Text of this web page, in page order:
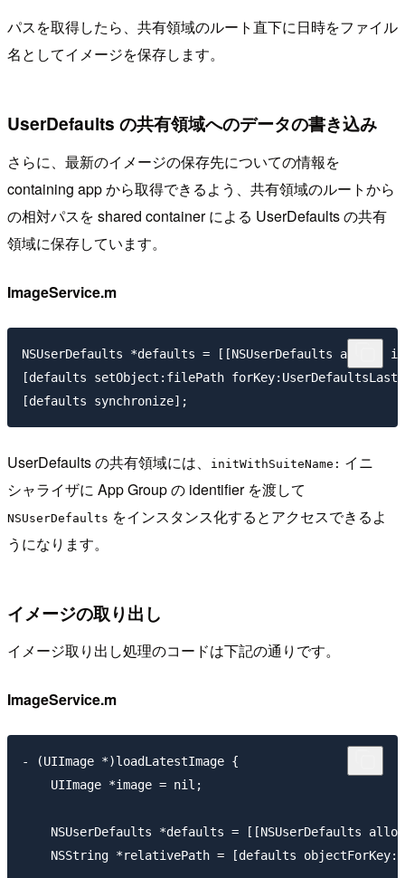
パスを取得したら、共有領域のルート直下に日時をファイル
名としてイメージを保存します。
UserDefaults の共有領域へのデータの書き込み
さらに、最新のイメージの保存先についての情報を
containing app から取得できるよう、共有領域のルートから
の相対パスを shared container による UserDefaults の共有
領域に保存しています。
ImageService.m
NSUserDefaults *defaults = [[NSUserDefaults alloc]
[defaults setObject:filePath
UserDefaults の共有領域には、 initWithSuiteName: イニ
シャライザに App Group の identifier を渡して
NSUserDefaults をインスタンス化するとアクセスできるよ
うになります。
イメージの取り出し
イメージ取り出し処理のコードは下記の通りです。
ImageService.m
- (UIImage *)loadLatestImage {
    UIImage *image = nil;
NSUserDefaults *defaults = [[NSUserDefaults
NSString *relativePath = [defaults